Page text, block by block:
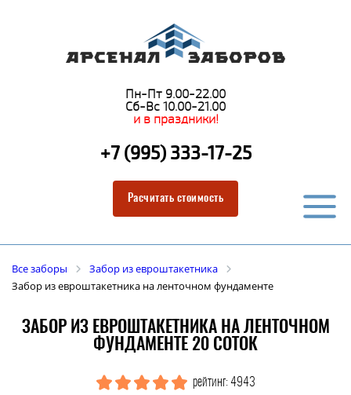
Пн-Пт 9.00-22.00
Сб-Вс 10.00-21.00
и в праздники!
+7 (995) 333-17-25
Расчитать стоимость
Все заборы
Забор из евроштакетника
Забор из евроштакетника на ленточном фундаменте
ЗАБОР ИЗ ЕВРОШТАКЕТНИКА НА ЛЕНТОЧНОМ
ФУНДАМЕНТЕ 20 СОТОК
рейтинг: 4943